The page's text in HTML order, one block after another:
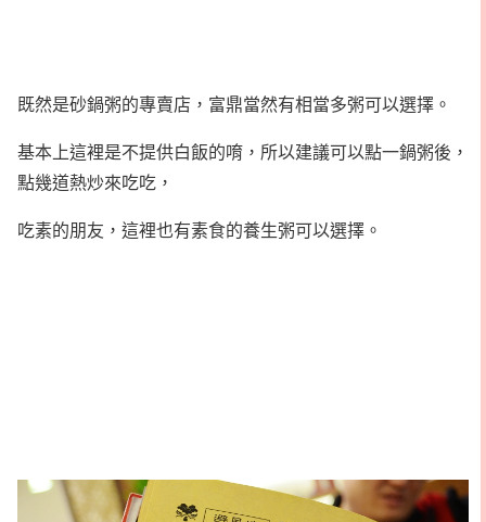
既然是砂鍋粥的專賣店，富鼎當然有相當多粥可以選擇。
基本上這裡是不提供白飯的唷，所以建議可以點一鍋粥後，
點幾道熱炒來吃吃，
吃素的朋友，這裡也有素食的養生粥可以選擇。